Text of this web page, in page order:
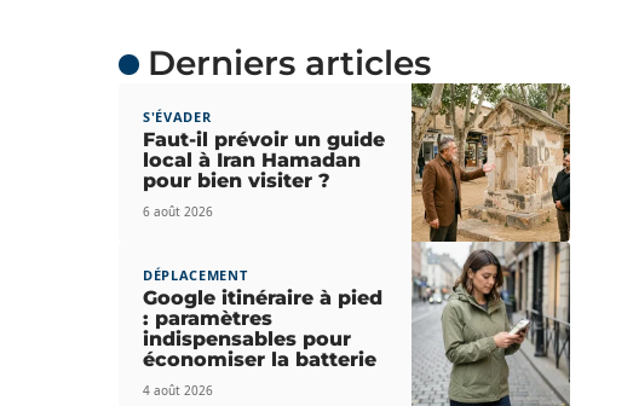
Derniers articles
S'ÉVADER
Faut-il prévoir un guide
local à Iran Hamadan
pour bien visiter ?
6 août 2026
DÉPLACEMENT
Google itinéraire à pied
: paramètres
indispensables pour
économiser la batterie
4 août 2026